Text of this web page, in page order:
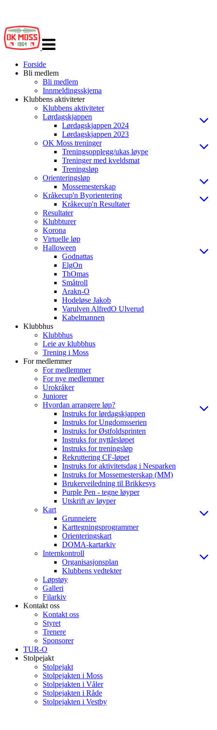
navigasjon
Forside
Bli medlem
Bli medlem
Innmeldingsskjema
Klubbens aktiviteter
Klubbens aktiviteter
Lørdagskjappen
Lørdagskjappen 2024
Lørdagskjappen 2023
OK Moss treninger
Treningsopplegg/ukas løype
Treninger med kveldsmat
Treningsløp
Orienteringsløp
Mossemesterskap
Kråkecup'n Byorientering
Kråkecup'n Resultater
Resultater
Klubbturer
Korona
Virtuelle løp
Halloween
Godnattas
ElgOn
ThOmas
Småtroll
Arakn-O
Hodeløse Jakob
Varulven AlfredO Ulverud
Kabelmannen
Klubbhus
Klubbhus
Leie av klubbhus
Trening i Moss
For medlemmer
For medlemmer
For nye medlemmer
Urokråker
Juniorer
Hvordan arrangere løp?
Instruks for lørdagskjappen
Instruks for Ungdomsserien
Instruks for Østfoldsprinten
Instruks for nyttårsløpet
Instruks for treningsløp
Rekruttering CF-løpet
Instruks for aktivitetsdag i Nesparken
Instruks for Mossemesterskap (MM)
Brukerveiledning til Brikkesys
Purple Pen - tegne løyper
Utskrift av løyper
Kart
Grunneiere
Karttegningsprogrammer
Orienteringskart
DOMA-kartarkiv
Internkontroll
Organisasjonsplan
Klubbens vedtekter
Løpstøy
Galleri
Filarkiv
Kontakt oss
Kontakt oss
Styret
Trenere
Sponsorer
TUR-O
Stolpejakt
Stolpejakt
Stolpejakten i Moss
Stolpejakten i Våler
Stolpejakten i Råde
Stolpejakten i Vestby